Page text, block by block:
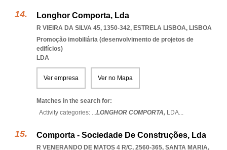
Longhor Comporta, Lda
R VIEIRA DA SILVA 45, 1350-342, ESTRELA LISBOA, LISBOA
Promoção imobiliária (desenvolvimento de projetos de
edifícios)
LDA
Ver empresa Ver no Mapa
Matches in the search for:
Activity categories: ...LONGHOR COMPORTA, LDA...
Comporta - Sociedade De Construções, Lda
R VENERANDO DE MATOS 4 R/C, 2560-365, SANTA MARIA,